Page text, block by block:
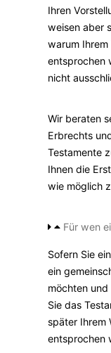
Ihren
weisen aber
warum
entsprochen
nicht
Wir beraten
Erbrechts
Testamente
Ihnen die
wie möglich
Für wen
Sofern Sie
ein
möchten
Sie das
später Ihrem
entsprochen